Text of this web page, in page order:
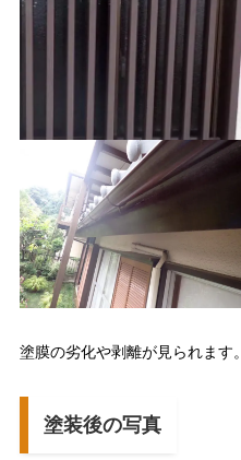
塗膜の劣化や剥離が見られます。
塗装後の写真